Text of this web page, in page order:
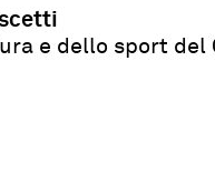
e dello sport del